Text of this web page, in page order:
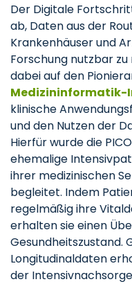
Der Digitale
ab, Daten aus der
Krankenhäuser und
Forschung nutzbar
dabei auf den
Medizininformatik-
klinische
und den Nutzen der
Hierfür wurde die
ehemalige
ihrer medizinischen
begleitet. Indem
regelmäßig ihre
erhalten sie einen
Gesundheitszustand.
Longitudinaldaten
der